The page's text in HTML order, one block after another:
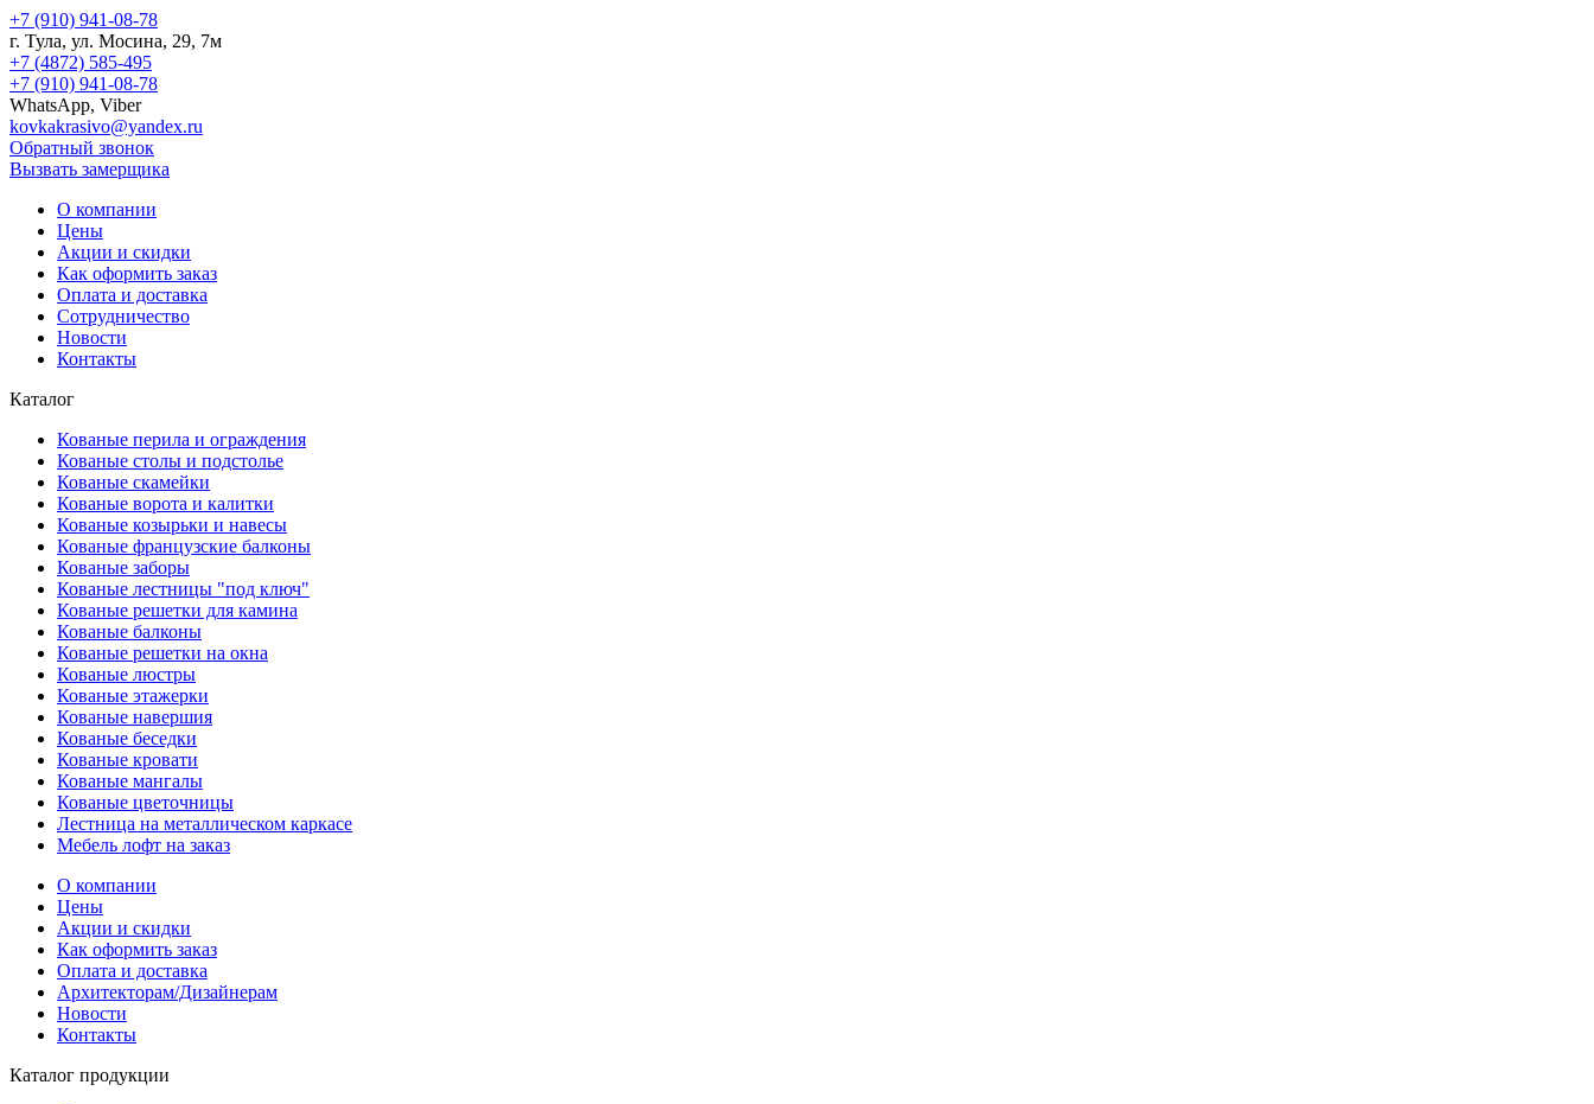
+7 (910) 941-08-78
г. Тула, ул. Мосина, 29, 7м
+7 (4872) 585-495
+7 (910) 941-08-78
WhatsApp, Viber
kovkakrasivo@yandex.ru
Обратный звонок
Вызвать замерщика
О компании
Цены
Акции и скидки
Как оформить заказ
Оплата и доставка
Сотрудничество
Новости
Контакты
Каталог
Кованые перила и ограждения
Кованые столы и подстолье
Кованые скамейки
Кованые ворота и калитки
Кованые козырьки и навесы
Кованые французские балконы
Кованые заборы
Кованые лестницы "под ключ"
Кованые решетки для камина
Кованые балконы
Кованые решетки на окна
Кованые люстры
Кованые этажерки
Кованые навершия
Кованые беседки
Кованые кровати
Кованые мангалы
Кованые цветочницы
Лестница на металлическом каркасе
Мебель лофт на заказ
О компании
Цены
Акции и скидки
Как оформить заказ
Оплата и доставка
Архитекторам/Дизайнерам
Новости
Контакты
Каталог продукции